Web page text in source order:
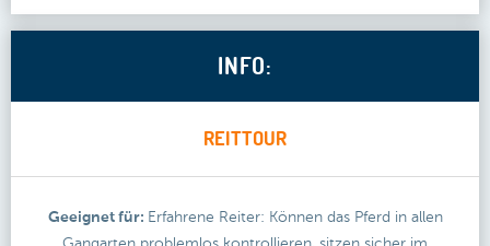
INFO:
REITTOUR
Geeignet für: Erfahrene Reiter: Können das Pferd in allen